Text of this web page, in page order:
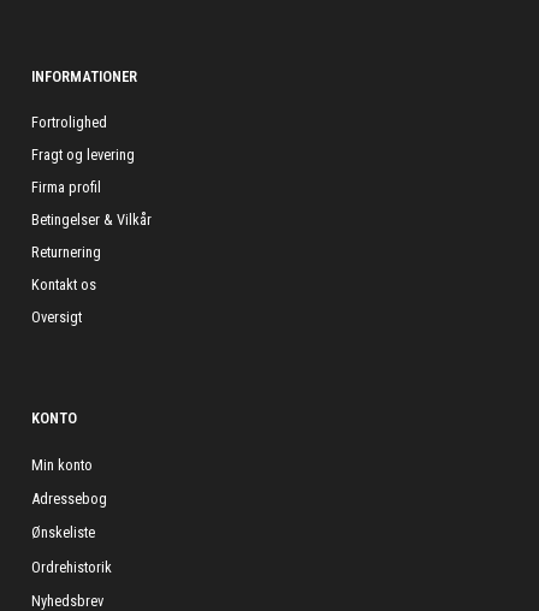
INFORMATIONER
Fortrolighed
Fragt og levering
Firma profil
Betingelser & Vilkår
Returnering
Kontakt os
Oversigt
KONTO
Min konto
Adressebog
Ønskeliste
Ordrehistorik
Nyhedsbrev